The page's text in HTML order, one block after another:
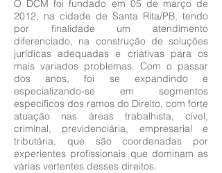
O DCM foi fundado em 05 de março de
2012, na cidade de Santa Rita/PB, tendo
por finalidade um atendimento
diferenciado, na construção de soluções
jurídicas adequadas e criativas para os
mais variados problemas. Com o passar
dos anos, foi se expandindo e
especializando-se em segmentos
específicos dos ramos do Direito, com forte
atuação nas áreas trabalhista, cível,
criminal, previdenciária, empresarial e
tributária, que são coordenadas por
experientes profissionais que dominam as
várias vertentes desses direitos.